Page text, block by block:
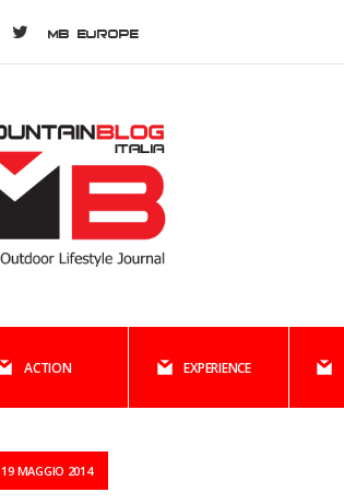
MB EUROPE
ACTION EXPERIENCE
19 MAGGIO 2014